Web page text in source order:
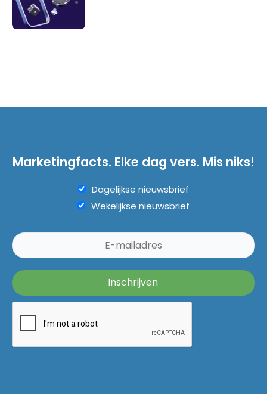
Marketingfacts. Elke dag vers. Mis niks!
Dagelijkse nieuwsbrief
Wekelijkse nieuwsbrief